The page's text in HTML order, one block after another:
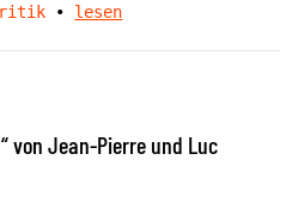
• lesen
von Jean-Pierre und Luc